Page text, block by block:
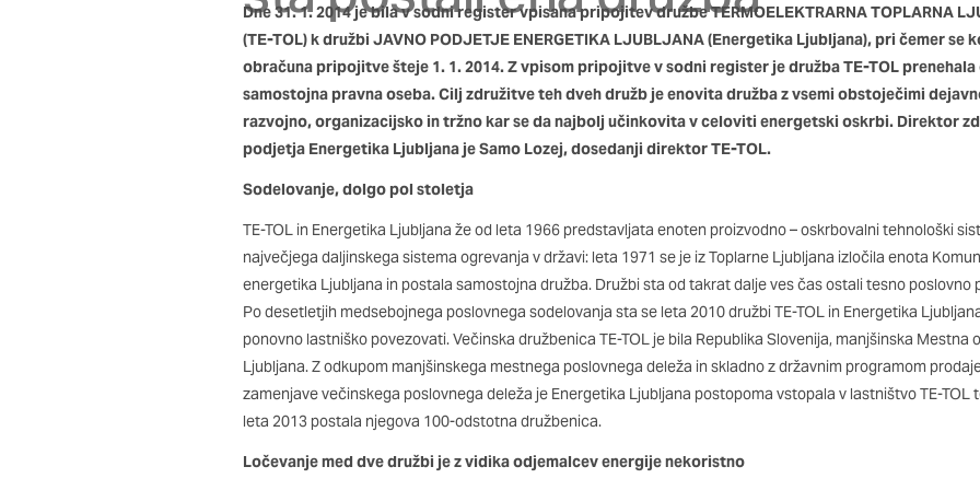
Dne 31. 1. 2014 je bila v sodni register vpisana pripojitev družbe TERMOELEKTRARNA TOPLARNA
(TE-TOL) k družbi JAVNO PODJETJE ENERGETIKA LJUBLJANA (Energetika Ljubljana), pri čemer se
obračuna pripojitve šteje 1. 1. 2014. Z vpisom pripojitve v sodni register je družba TE-TOL
samostojna pravna oseba. Cilj združitve teh dveh družb je enovita družba z vsemi obstoječimi
razvojno, organizacijsko in tržno kar se da najbolj učinkovita v celoviti energetski oskrbi. Direktor
podjetja Energetika Ljubljana je Samo Lozej, dosedanji direktor TE-TOL.
Sodelovanje, dolgo pol stoletja
TE-TOL in Energetika Ljubljana že od leta 1966 predstavljata enoten proizvodno – oskrbovalni tehnološki
največjega daljinskega sistema ogrevanja v državi: leta 1971 se je iz Toplarne Ljubljana izločila enota
energetika Ljubljana in postala samostojna družba. Družbi sta od takrat dalje ves čas ostali tesno poslovno
Po desetletjih medsebojnega poslovnega sodelovanja sta se leta 2010 družbi TE-TOL in Energetika
ponovno lastniško povezovati. Večinska družbenica TE-TOL je bila Republika Slovenija, manjšinska Mestna
Ljubljana. Z odkupom manjšinskega mestnega poslovnega deleža in skladno z državnim programom
zamenjave večinskega poslovnega deleža je Energetika Ljubljana postopoma vstopala v lastništvo TE-TOL
leta 2013 postala njegova 100-odstotna družbenica.
Ločevanje med dve družbi je z vidika odjemalcev energije nekoristno
zasebnosti, prijava ali izpolnjevanje obrazcev. Na voljo imate nastavitev, da
vas opozori na njih. V tem primeru nekateri deli spletnega mesta ne bodo delovali.
Piškotki za učinkovitost delovanja
S temi piškotki štejemo obiske in izvor prometa, da lahko merimo in izboljšamo
našega spletnega mesta. Z njimi prepoznamo, katera mesta so najbolj in najmanj
in anonimni. Če uporabo teh piškotkov zavrnete, ne bomo vedeli, kdaj ste obiskali
Piškotki za ciljno usmerjenost
Te piškotke nastavijo naši oglaševalski partnerji. Partnerska oglaševalska podjetja
izdelavo profila vaših interesov, ki ga nato uporabijo za prikazovanje ustreznih
mestih. Pri delu uporabljajo edinstveno prepoznavanje vašega brskalnika in
teh piškotkov, ne boste deležni našega ciljnega spletnega oglaševanja.